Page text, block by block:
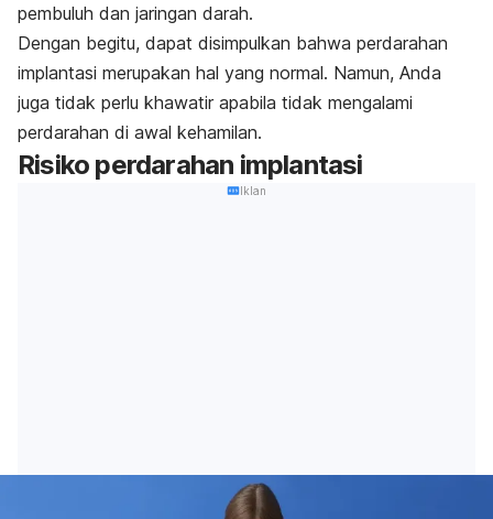
pembuluh dan jaringan darah.
Dengan begitu, dapat disimpulkan bahwa perdarahan
implantasi merupakan hal yang normal. Namun, Anda
juga tidak perlu khawatir apabila tidak mengalami
perdarahan di awal kehamilan.
Risiko perdarahan implantasi
Iklan